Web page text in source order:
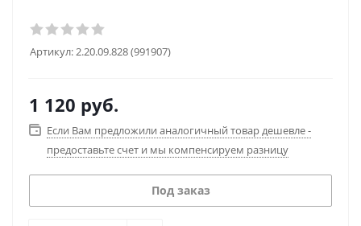
Артикул:2.20.09.828 (991907)
1 120 руб.
Если Вам предложили аналогичный товар дешевле -
предоставьте счет и мы компенсируем разницу
Под заказ